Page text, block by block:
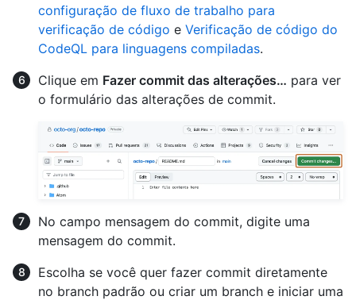
configuração de fluxo de trabalho para
verificação de código e Verificação de código do
CodeQL para linguagens compiladas.
Clique em Fazer commit das alterações… para ver
o formulário das alterações de commit.
No campo mensagem do commit, digite uma
mensagem do commit.
Escolha se você quer fazer commit diretamente
no branch padrão ou criar um branch e iniciar uma